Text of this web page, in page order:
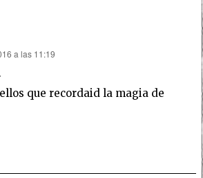
a las 11:19
que recordaid la magia de